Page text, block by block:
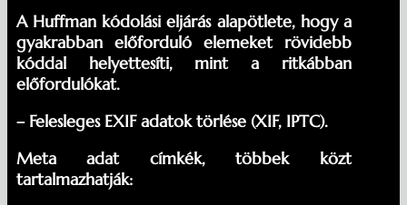
A Huffman kódolási eljárás alapötlete, hogy a
gyakrabban előforduló elemeket rövidebb
kóddal helyettesíti, mint a ritkábban
előfordulókat.
– Felesleges EXIF adatok törlése (XIF, IPTC).
Meta adat címkék, többek közt
tartalmazhatják: